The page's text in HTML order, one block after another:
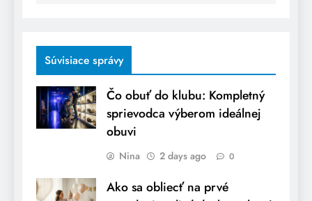
Súvisiace správy
Čo obuť do klubu: Kompletný
sprievodca výberom ideálnej
obuvi
Nina 2 days ago 0
Ako sa obliecť na prvé